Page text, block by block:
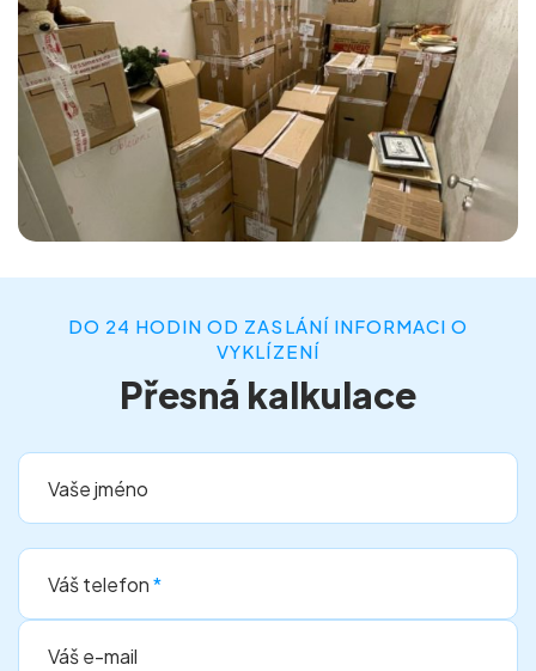
DO 24 HODIN OD ZASLÁNÍ INFORMACI O
VYKLÍZENÍ
Přesná kalkulace
Vaše jméno
Váš telefon*
Váš e-mail